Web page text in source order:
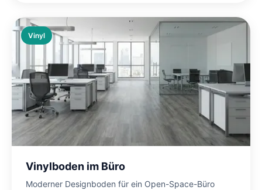
Vinyl
Vinylboden im Büro
Moderner Designboden für ein Open-Space-Büro